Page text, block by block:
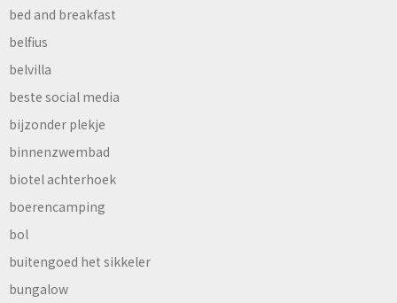
bed and breakfast
belfius
belvilla
beste social media
bijzonder plekje
binnenzwembad
biotel achterhoek
boerencamping
bol
buitengoed het sikkeler
bungalow